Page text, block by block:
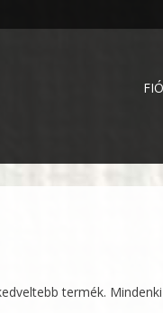
termék.